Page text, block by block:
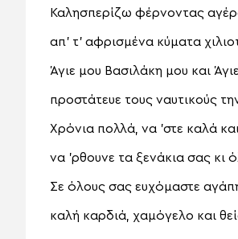
Καλησπερίζω φέρνοντας
απ’ τ’ αφρισμένα κύματα
Άγιε μου Βασιλάκη μου και
προστάτευε τους ναυτικούς
Χρόνια πολλά, να ’στε καλά
να ’ρθουνε τα ξενάκια σας κι
Σε όλους σας ευχόμαστε
καλή καρδιά, χαμόγελο και